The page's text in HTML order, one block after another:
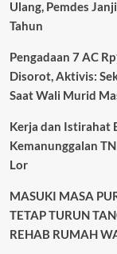
5
Ulang, Pemdes
Tahun
Pengadaan 7 AC
Disorot, Aktivis:
Saat Wali Murid
Kerja dan Istirahat
Kemanunggalan
Lor
MASUKI MASA
TETAP TURUN
REHAB RUMAH